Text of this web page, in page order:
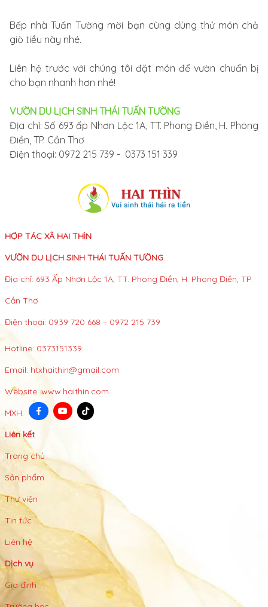
Bếp nhà Tuấn Tường mời bạn cùng dùng thử món chả
giò tiều này nhé.
Liên hệ trước với chúng tôi đặt món để vườn chuẩn bị
cho bạn nhanh hơn nhé!
VƯỜN DU LỊCH SINH THÁI TUẤN TƯỜNG
Địa chỉ: Số 693 ấp Nhơn Lộc 1A, TT. Phong Điền, H. Phong
Điền, TP. Cần Thơ
Điện thoại: 0972 215 739 - 0373 151 339
HỢP TÁC XÃ HAI THÌN
VƯỜN DU LỊCH SINH THÁI TUẤN TƯỜNG
Địa chỉ: 693 Ấp Nhơn Lộc 1A, TT. Phong Điền, H. Phong Điền, TP.
Cần Thơ
Điện thoại: 0939 720 668 – 0972 215 739
Hotline: 0373151339
Email: htxhaithin@gmail.com
Website:www.haithin.com
MXH:
Liên kết
Trang chủ
Sản phẩm
Thư viện
Tin tức
Liên hệ
Dịch vụ
Gia đình